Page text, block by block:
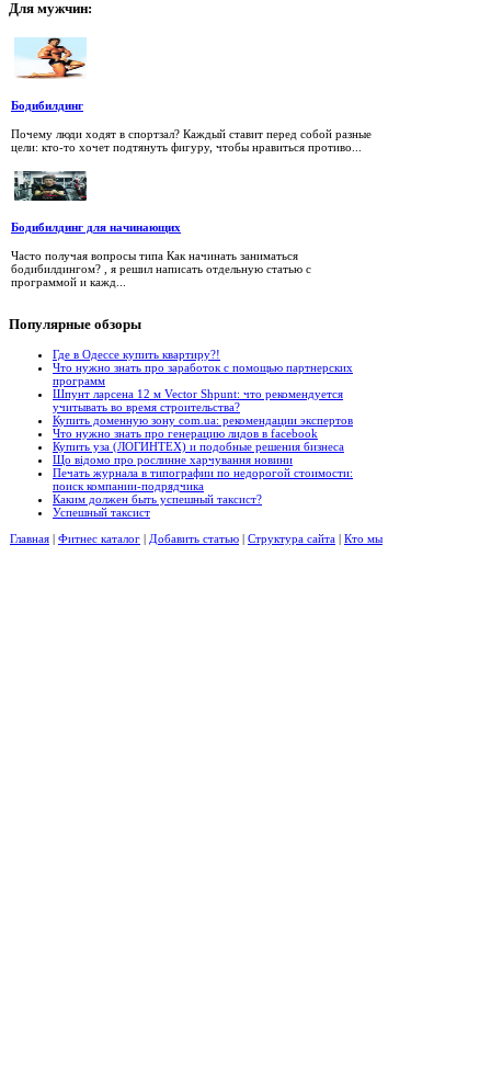
Для мужчин:
Бодибилдинг
Почему люди ходят в спортзал? Каждый ставит перед собой разные
цели: кто-то хочет подтянуть фигуру, чтобы нравиться противо...
Бодибилдинг для начинающих
Часто получая вопросы типа Как начинать заниматься
бодибилдингом? , я решил написать отдельную статью с
программой и кажд...
Популярные обзоры
Где в Одессе купить квартиру?!
Что нужно знать про заработок с помощью партнерских
программ
Шпунт ларсена 12 м Vector Shpunt: что рекомендуется
учитывать во время строительства?
Купить доменную зону com.ua: рекомендации экспертов
Что нужно знать про генерацию лидов в facebook
Купить уза (ЛОГИНТЕХ) и подобные решения бизнеса
Що відомо про рослинне харчування новини
Печать журнала в типографии по недорогой стоимости:
поиск компании-подрядчика
Каким должен быть успешный таксист?
Успешный таксист
Главная | Фитнес каталог | Добавить статью | Структура сайта | Кто мы